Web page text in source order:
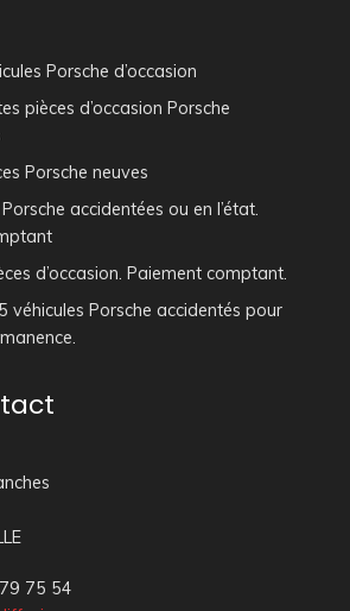
Porsche d’occasion
pièces d’occasion Porsche
Porsche neuves
accidentées ou en l’état.
d’occasion. Paiement comptant.
véhicules Porsche accidentés pour
75 54